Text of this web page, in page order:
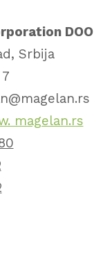
DOO
Srbija
magelan.rs